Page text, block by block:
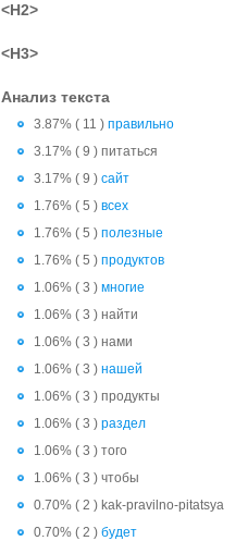
<H2>
<H3>
Анализ текста
3.87% ( 11 ) правильно
3.17% ( 9 ) питаться
3.17% ( 9 ) сайт
1.76% ( 5 ) всех
1.76% ( 5 ) полезные
1.76% ( 5 ) продуктов
1.06% ( 3 ) многие
1.06% ( 3 ) найти
1.06% ( 3 ) нами
1.06% ( 3 ) нашей
1.06% ( 3 ) продукты
1.06% ( 3 ) раздел
1.06% ( 3 ) того
1.06% ( 3 ) чтобы
0.70% ( 2 ) kak-pravilno-pitatsya
0.70% ( 2 ) будет